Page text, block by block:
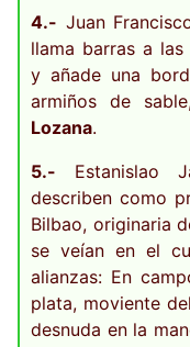
4.- Juan
llama barras a las
y añade una
armiños de
Lozana.
5.- Estanislao
describen como
Bilbao, originaria
se veían en el
alianzas: En
plata, moviente
desnuda en la